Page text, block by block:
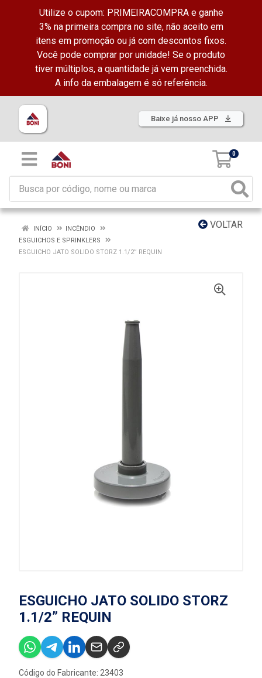
Utilize o cupom: PRIMEIRACOMPRA e ganhe
3% na primeira compra no site, não aceito em
itens em promoção ou já com descontos fixos.
Você pode comprar por unidade! Se o produto
tiver múltiplos, a quantidade já vem preenchida.
A info da embalagem é só referência.
Baixe já nosso APP
0
VOLTAR
INÍCIO
INCÊNDIO
ESGUICHOS E SPRINKLERS
ESGUICHO JATO SOLIDO STORZ 1.1/2” REQUIN
ESGUICHO JATO SOLIDO STORZ
1.1/2” REQUIN
Código do Fabricante: 23403